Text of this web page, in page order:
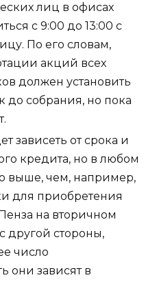
лиц в офисах
с 9:00 до 13:00 с
По его словам,
акций всех
должен установить
собрания, но пока
зависеть от срока и
кредита, но в любом
выше, чем, например,
для приобретения
на вторичном
другой стороны,
число
они зависят в